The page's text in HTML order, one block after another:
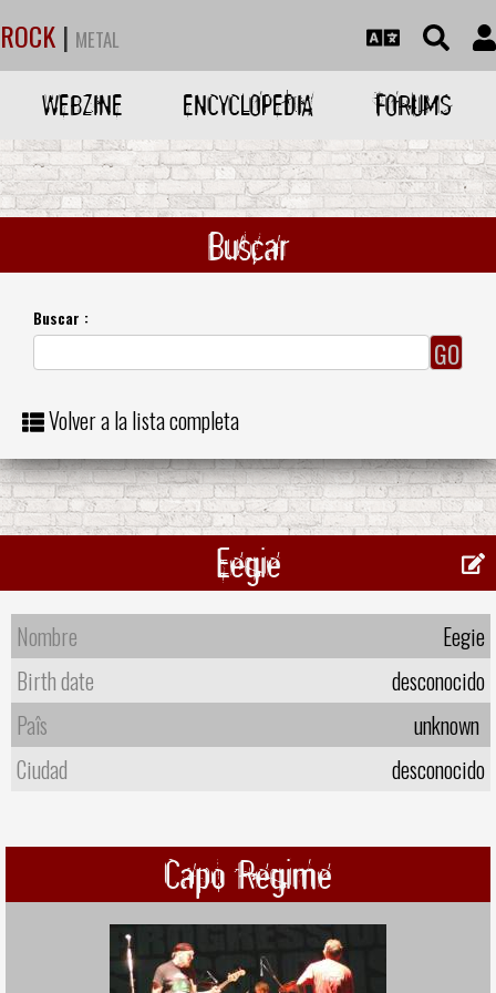
ROCK | METAL
WEBZINE ENCYCLOPEDIA FORUMS
Buscar
Buscar :
Volver a la lista completa
Eegie
Nombre
Eegie
Birth date
desconocido
Paîs
unknown
Ciudad
desconocido
Capo Regime